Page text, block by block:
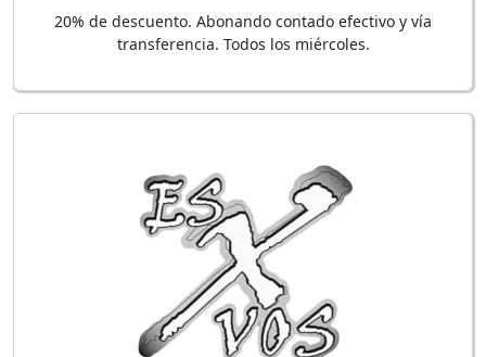
20% de descuento. Abonando contado efectivo y vía
transferencia. Todos los miércoles.